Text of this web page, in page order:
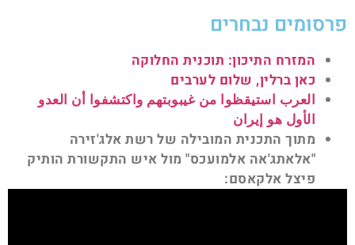
פרסומים נבחרים
המזרח התיכון: תוכנית החלוקה
כאן ברלין, שלום לערבים
العرب استيقظوا من غيبوبتهم واكتشفوا أن العدو
الأول هو إيران
מתוך התכנית המובילה של רשת אלג'זירה
"אלאתג'אה אלמועכס" מול איש התקשורת הותיק
פיצל אלקאסם: